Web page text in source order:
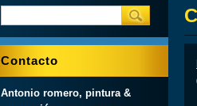
Contacto
Antonio romero, pintura &